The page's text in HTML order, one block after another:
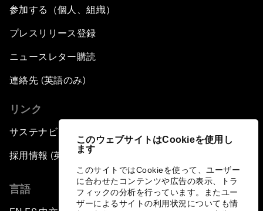
このウェブサイトはCookieを使用し
ます
このサイトではCookieを使って、ユーザー
に合わせたコンテンツや広告の表示、トラ
フィックの分析を行っています。またユー
ザーによるサイトの利用状況についても情
参加する（個人、組織）
プレスリリース登録
ニュースレター購読
連絡先 (英語のみ)
リンク
サステナビリティへの取り組み
採用情報 (英語のみ)
言語